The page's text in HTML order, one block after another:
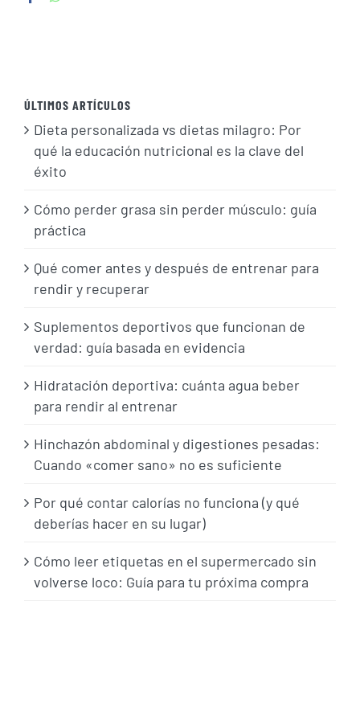
ÚLTIMOS ARTÍCULOS
Dieta personalizada vs dietas milagro: Por
qué la educación nutricional es la clave del
éxito
Cómo perder grasa sin perder músculo: guía
práctica
Qué comer antes y después de entrenar para
rendir y recuperar
Suplementos deportivos que funcionan de
verdad: guía basada en evidencia
Hidratación deportiva: cuánta agua beber
para rendir al entrenar
Hinchazón abdominal y digestiones pesadas:
Cuando «comer sano» no es suficiente
Por qué contar calorías no funciona (y qué
deberías hacer en su lugar)
Cómo leer etiquetas en el supermercado sin
volverse loco: Guía para tu próxima compra